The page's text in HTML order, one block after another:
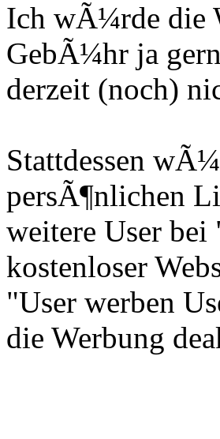
Ich wÃ¼rde die
GebÃ¼hr ja
derzeit (noch)
Stattdessen
persÃ¶nlichen
weitere User
kostenloser
"User werben
die Werbung